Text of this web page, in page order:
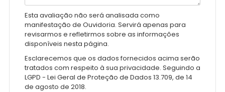
Esta avaliação não será analisada como
manifestação de Ouvidoria. Servirá apenas para
revisarmos e refletirmos sobre as informações
disponíveis nesta página.
Esclarecemos que os dados fornecidos acima serão
tratados com respeito à sua privacidade. Seguindo a
LGPD - Lei Geral de Proteção de Dados 13.709, de 14
de agosto de 2018.